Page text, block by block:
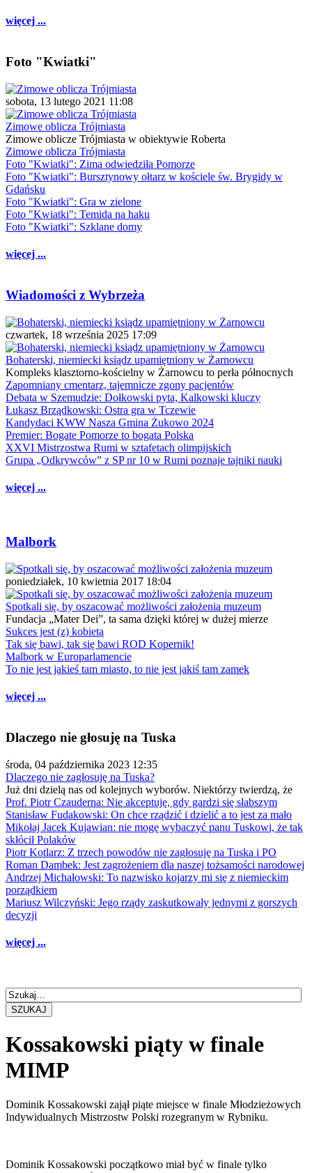
więcej ...
Foto "Kwiatki"
sobota, 13 lutego 2021 11:08
Zimowe oblicza Trójmiasta
Zimowe oblicze Trójmiasta w obiektywie Roberta
Zimowe oblicza Trójmiasta
Foto "Kwiatki": Zima odwiedziła Pomorze
Foto "Kwiatki": Bursztynowy ołtarz w kościele św. Brygidy w
Gdańsku
Foto "Kwiatki": Gra w zielone
Foto "Kwiatki": Temida na haku
Foto "Kwiatki": Szklane domy
więcej ...
Wiadomości z Wybrzeża
czwartek, 18 września 2025 17:09
Bohaterski, niemiecki ksiądz upamiętniony w Żarnowcu
Kompleks klasztorno-kościelny w Żarnowcu to perła północnych
Zapomniany cmentarz, tajemnicze zgony pacjentów
Debata w Szemudzie: Dołkowski pyta, Kalkowski kluczy
Łukasz Brządkowski: Ostra gra w Tczewie
Kandydaci KWW Nasza Gmina Żukowo 2024
Premier: Bogate Pomorze to bogata Polska
XXVI Mistrzostwa Rumi w sztafetach olimpijskich
Grupa „Odkrywców” z SP nr 10 w Rumi poznaje tajniki nauki
więcej ...
Malbork
poniedziałek, 10 kwietnia 2017 18:04
Spotkali się, by oszacować możliwości założenia muzeum
Fundacja „Mater Dei”, ta sama dzięki której w dużej mierze
Sukces jest (z) kobietą
Tak się bawi, tak się bawi ROD Kopernik!
Malbork w Europarlamencie
To nie jest jakieś tam miasto, to nie jest jakiś tam zamek
więcej ...
Dlaczego nie głosuję na Tuska
środa, 04 października 2023 12:35
Dlaczego nie zagłosuję na Tuska?
Już dni dzielą nas od kolejnych wyborów. Niektórzy twierdzą, że
Prof. Piotr Czauderna: Nie akceptuję, gdy gardzi się słabszym
Stanisław Fudakowski: On chce rządzić i dzielić a to jest za mało
Mikołaj Jacek Kujawian: nie mogę wybaczyć panu Tuskowi, że tak
skłócił Polaków
Piotr Kotlarz: Z trzech powodów nie zagłosuję na Tuska i PO
Roman Dambek: Jest zagrożeniem dla naszej tożsamości narodowej
Andrzej Michałowski: To nazwisko kojarzy mi się z niemieckim
porządkiem
Mariusz Wilczyński: Jego rządy zaskutkowały jednymi z gorszych
decyzji
więcej ...
SZUKAJ
Kossakowski piąty w finale
MIMP
Dominik Kossakowski zajął piąte miejsce w finale Młodzieżowych
Indywidualnych Mistrzostw Polski rozegranym w Rybniku.
Dominik Kossakowski początkowo miał być w finale tylko